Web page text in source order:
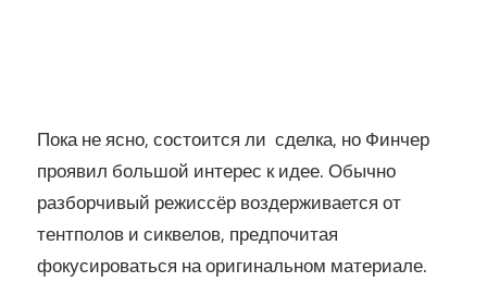
Пока не ясно, состоится ли сделка, но Финчер
проявил большой интерес к идее. Обычно
разборчивый режиссёр воздерживается от
тентполов и сиквелов, предпочитая
фокусироваться на оригинальном материале.